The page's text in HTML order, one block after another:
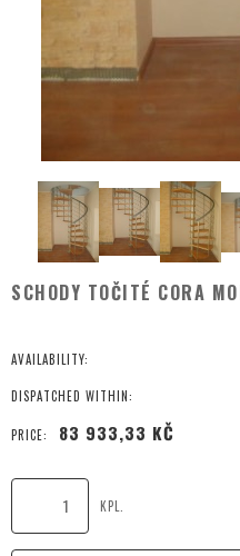
SCHODY TOČITÉ CORA
AVAILABILITY:
DISPATCHED WITHIN:
PRICE: 83 933,33 KČ
KPL.